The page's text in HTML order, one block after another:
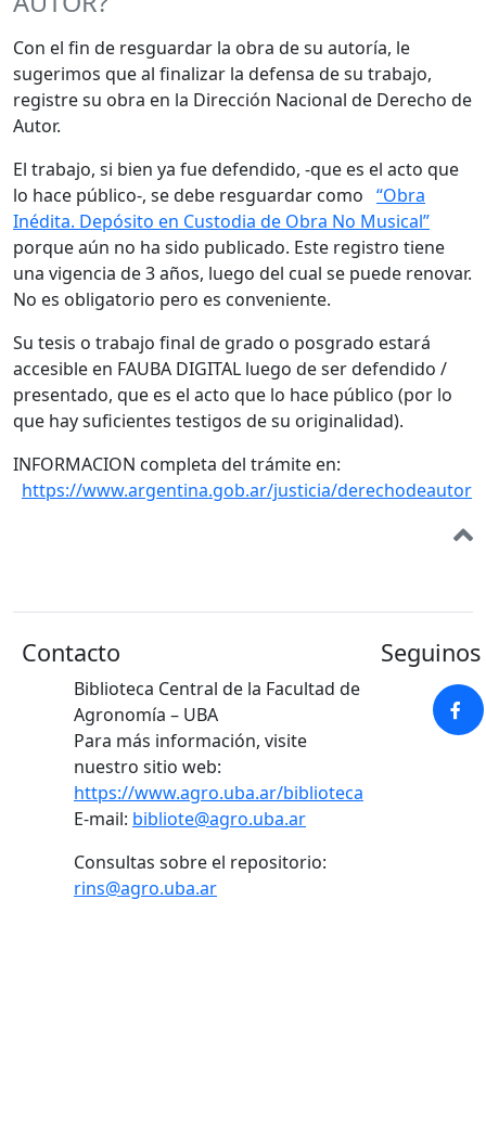
Con el fin de resguardar la obra de su autoría, le
sugerimos que al finalizar la defensa de su trabajo,
registre su obra en la Dirección Nacional de Derecho de
Autor.
El trabajo, si bien ya fue defendido, -que es el acto que
lo hace público-, se debe resguardar como “Obra
Inédita. Depósito en Custodia de Obra No Musical”
porque aún no ha sido publicado. Este registro tiene
una vigencia de 3 años, luego del cual se puede renovar.
No es obligatorio pero es conveniente.
Su tesis o trabajo final de grado o posgrado estará
accesible en FAUBA DIGITAL luego de ser defendido /
presentado, que es el acto que lo hace público (por lo
que hay suficientes testigos de su originalidad).
INFORMACION completa del trámite en:
https://www.argentina.gob.ar/justicia/derechodeautor
Contacto
Biblioteca Central de la Facultad de
Agronomía – UBA
Para más información, visite
nuestro sitio web:
https://www.agro.uba.ar/biblioteca
E-mail: bibliote@agro.uba.ar
Consultas sobre el repositorio:
rins@agro.uba.ar